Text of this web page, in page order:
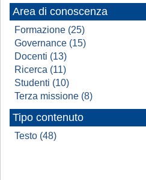
Area di conoscenza
Formazione (25)
Governance (15)
Docenti (13)
Ricerca (11)
Studenti (10)
Terza missione (8)
Tipo contenuto
Testo (48)